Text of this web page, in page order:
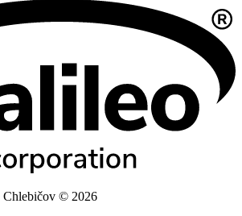
Chlebičov © 2026